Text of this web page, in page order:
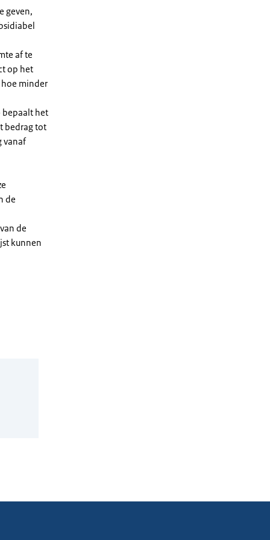
geven,
af te
op het
hoe minder
bepaalt het
bedrag tot
vanaf
de
de
kunnen